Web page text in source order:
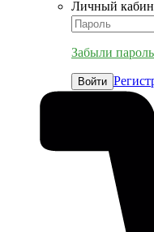
Личный
Забыли
Войти